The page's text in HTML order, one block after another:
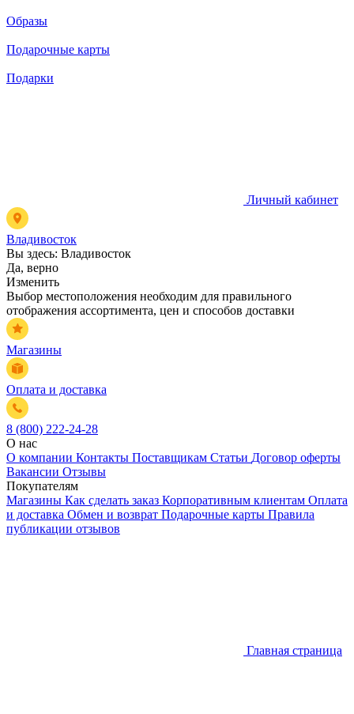
Образы
Подарочные карты
Подарки
Личный кабинет
Владивосток
Вы здесь: Владивосток
Да, верно
Изменить
Выбор местоположения необходим для правильного
отображения ассортимента, цен и способов доставки
Магазины
Оплата и доставка
8 (800) 222-24-28
О нас
О компании Контакты Поставщикам Статьи Договор оферты
Вакансии Отзывы
Покупателям
Магазины Как сделать заказ Корпоративным клиентам Оплата
и доставка Обмен и возврат Подарочные карты Правила
публикации отзывов
Главная страница